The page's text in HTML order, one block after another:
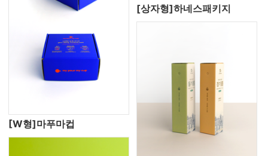
[W형]마푸마컵
[상자형]하네스패키지